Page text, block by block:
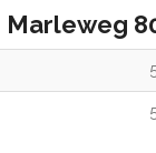
Marleweg